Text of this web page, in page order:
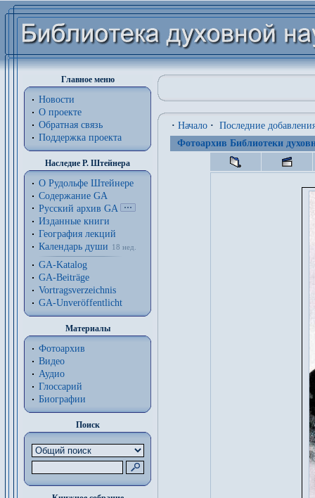
Главное меню
Новости
О проекте
Обратная связь
Поддержка проекта
Наследие Р. Штейнера
О Рудольфе Штейнере
Содержание GA
Русский архив GA
Изданные книги
География лекций
Календарь души
18 нед.
GA-Katalog
GA-Beiträge
Vortragsverzeichnis
GA-Unveröffentlicht
Материалы
Фотоархив
Видео
Аудио
Глоссарий
Биографии
Поиск
· Начало · Последние
Фотоархив Библиотеки